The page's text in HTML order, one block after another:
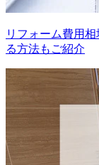
リフォーム費用
る方法もご紹介